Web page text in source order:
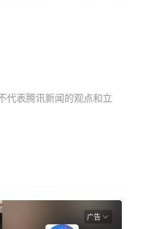
代表腾讯新闻的观点和立
广告